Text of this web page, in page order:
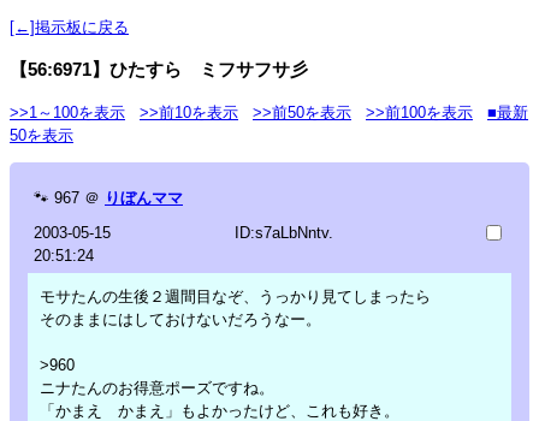
[←]掲示板に戻る
【56:6971】ひたすら ミフサフサ彡
>>1～100を表示 >>前10を表示 >>前50を表示 >>前100を表示
■最新
50を表示
🐾 967 ＠ りぼんママ
2003-05-15
20:51:24
ID:s7aLbNntv.
モサたんの生後２週間目なぞ、うっかり見てしまったら
そのままにはしておけないだろうなー。
>960
ニナたんのお得意ポーズですね。
「かまえ かまえ」もよかったけど、これも好き。